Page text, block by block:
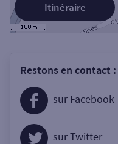
Itinéraire
Restons en contact :
sur Facebook
sur Twitter